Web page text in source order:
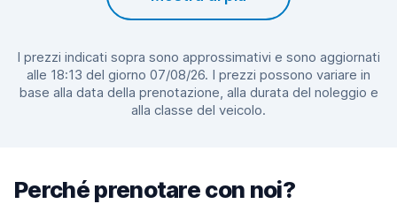
I prezzi indicati sopra sono approssimativi e sono aggiornati
alle 18:13 del giorno 07/08/26. I prezzi possono variare in
base alla data della prenotazione, alla durata del noleggio e
alla classe del veicolo.
Perché prenotare con noi?